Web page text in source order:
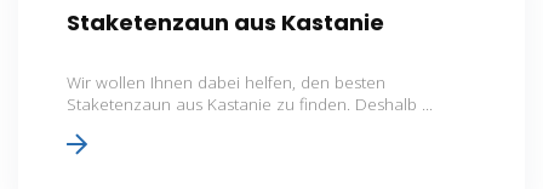
Staketenzaun aus Kastanie
Wir wollen Ihnen dabei helfen, den besten
Staketenzaun aus Kastanie zu finden. Deshalb ...